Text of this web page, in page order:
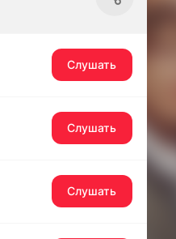
Слушать
Слушать
Слушать